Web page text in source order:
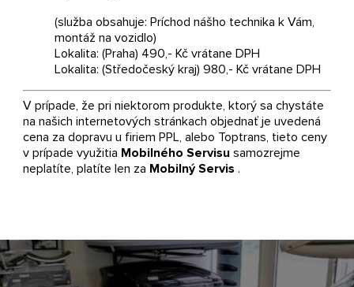
(služba obsahuje: Príchod nášho technika k Vám,
montáž na vozidlo)
Lokalita: (Praha) 490,- Kč vrátane DPH
Lokalita: (Středočeský kraj) 980,- Kč vrátane DPH
V prípade, že pri niektorom produkte, ktorý sa chystáte
na našich internetových stránkach objednať je uvedená
cena za dopravu u firiem PPL, alebo Toptrans, tieto ceny
v prípade využitia Mobilného Servisu samozrejme
neplatíte, platíte len za Mobilný Servis .